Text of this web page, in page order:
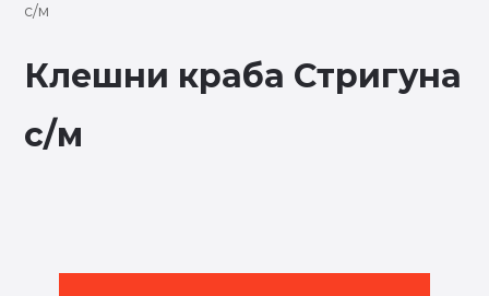
с/м
Клешни краба Стригуна
с/м